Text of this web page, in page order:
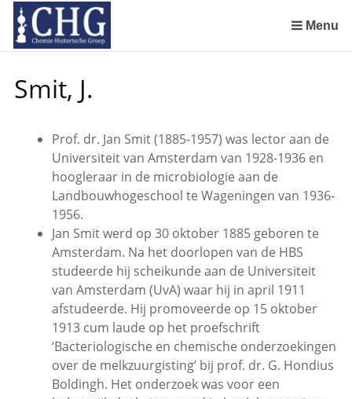
links
over
naar
de
Spring
naar
het
menu
Menu
Smit, J.
Prof. dr. Jan Smit (1885-1957) was lector aan de
Universiteit van Amsterdam van 1928-1936 en
hoogleraar in de microbiologie aan de
Landbouwhogeschool te Wageningen van 1936-
1956.
Jan Smit werd op 30 oktober 1885 geboren te
Amsterdam. Na het doorlopen van de HBS
studeerde hij scheikunde aan de Universiteit
van Amsterdam (UvA) waar hij in april 1911
afstudeerde. Hij promoveerde op 15 oktober
1913 cum laude op het proefschrift
‘Bacteriologische en chemische onderzoekingen
over de melkzuurgisting’ bij prof. dr. G. Hondius
Boldingh. Het onderzoek was voor een